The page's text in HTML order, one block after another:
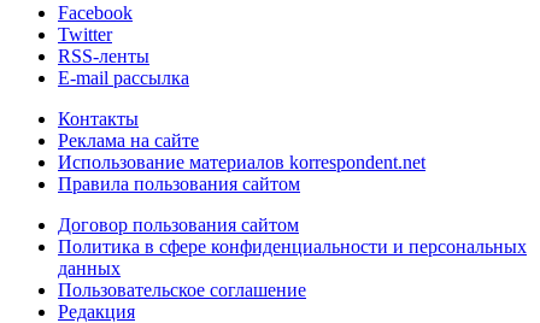
Facebook
Twitter
RSS-ленты
E-mail рассылка
Контакты
Реклама на сайте
Использование материалов korrespondent.net
Правила пользования сайтом
Договор пользования сайтом
Политика в сфере конфиденциальности и персональных
данных
Пользовательское соглашение
Редакция